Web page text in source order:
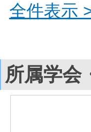
全件表示
所属学会